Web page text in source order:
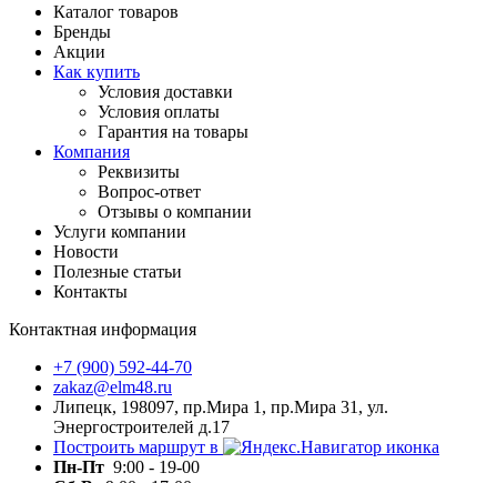
Каталог товаров
Бренды
Акции
Как купить
Условия доставки
Условия оплаты
Гарантия на товары
Компания
Реквизиты
Вопрос-ответ
Отзывы о компании
Услуги компании
Новости
Полезные статьи
Контакты
Контактная информация
+7 (900) 592-44-70
zakaz@elm48.ru
Липецк, 198097, пр.Мира 1, пр.Мира 31, ул.
Энергостроителей д.17
Построить маршрут в
Пн-Пт 9:00 - 19-00